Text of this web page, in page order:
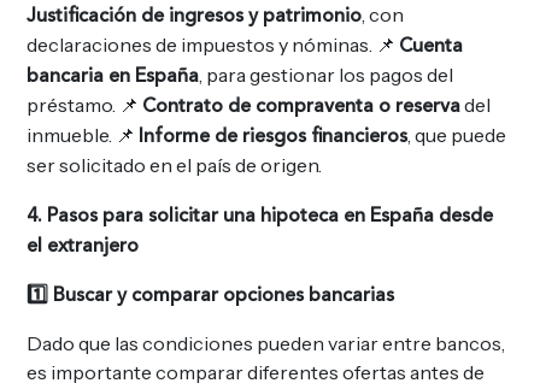
Justificación de ingresos y patrimonio, con
declaraciones de impuestos y nóminas. 📌 Cuenta
bancaria en España, para gestionar los pagos del
préstamo. 📌 Contrato de compraventa o reservadel
inmueble. 📌 Informe de riesgos financieros, que puede
ser solicitado en el país de origen.
4. Pasos para solicitar una hipoteca en España desde
el extranjero
1️ ⃣ Buscar y comparar opciones bancarias
Dado que las condiciones pueden variar entre bancos,
es importante comparar diferentes ofertas antes de